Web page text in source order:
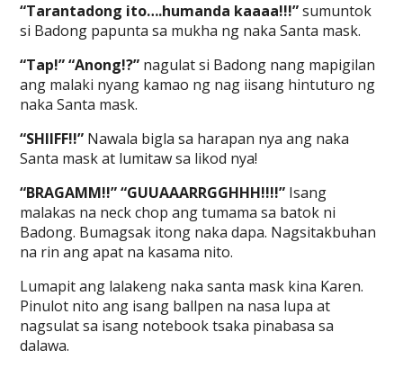
“Tarantadong ito….humanda kaaaa!!!”sumuntok
si Badong papunta sa mukha ng naka Santa mask.
“Tap!” “Anong!?” nagulat si Badong nang mapigilan
ang malaki nyang kamao ng nag iisang hintuturo ng
naka Santa mask.
“SHIIFF!!” Nawala bigla sa harapan nya ang naka
Santa mask at lumitaw sa likod nya!
“BRAGAMM!!” “GUUAAARRGGHHH!!!!” Isang
malakas na neck chop ang tumama sa batok ni
Badong. Bumagsak itong naka dapa. Nagsitakbuhan
na rin ang apat na kasama nito.
Lumapit ang lalakeng naka santa mask kina Karen.
Pinulot nito ang isang ballpen na nasa lupa at
nagsulat sa isang notebook tsaka pinabasa sa
dalawa.